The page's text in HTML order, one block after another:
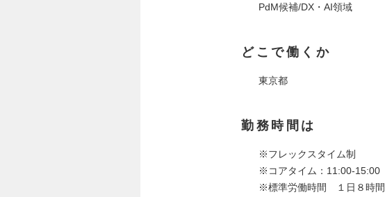
PdM候補/DX・AI領域
どこで働くか
東京都
勤務時間は
※フレックスタイム制
※コアタイム：11:00‐15:00
※標準労働時間 １日８時間